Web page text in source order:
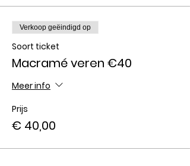
Verkoop geëindigd op
Soort ticket
Macramé veren €40
Meer info
Prijs
€ 40,00